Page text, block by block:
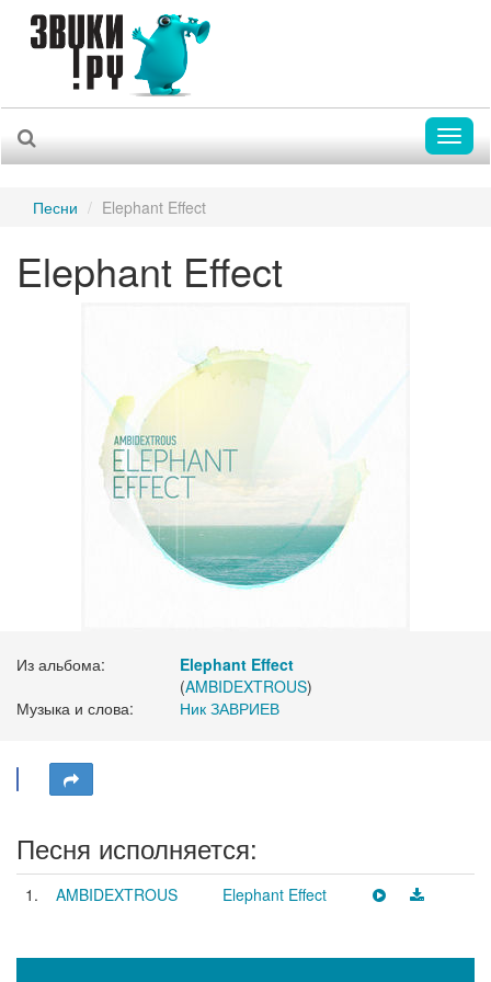
Песни Elephant Effect
Elephant Effect
Из альбома:
Elephant Effect
(AMBIDEXTROUS)
Музыка и слова:
Ник ЗАВРИЕВ
Песня исполняется:
1. AMBIDEXTROUS Elephant Effect